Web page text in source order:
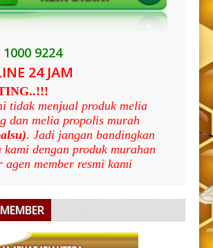
1000 9224
24 JAM
tidak menjual produk melia
dan melia propolis murah
. Jadi jangan bandingkan
kami dengan produk murahan
agen member resmi kami